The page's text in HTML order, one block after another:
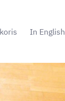
In English